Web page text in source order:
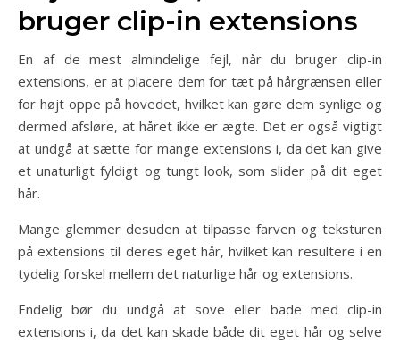
bruger clip-in extensions
En af de mest almindelige fejl, når du bruger clip-in
extensions, er at placere dem for tæt på hårgrænsen eller
for højt oppe på hovedet, hvilket kan gøre dem synlige og
dermed afsløre, at håret ikke er ægte. Det er også vigtigt
at undgå at sætte for mange extensions i, da det kan give
et unaturligt fyldigt og tungt look, som slider på dit eget
hår.
Mange glemmer desuden at tilpasse farven og teksturen
på extensions til deres eget hår, hvilket kan resultere i en
tydelig forskel mellem det naturlige hår og extensions.
Endelig bør du undgå at sove eller bade med clip-in
extensions i, da det kan skade både dit eget hår og selve